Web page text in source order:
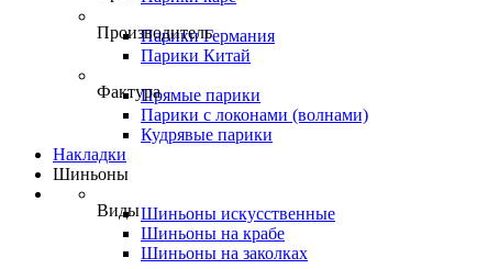
Производитель
Парики Германия
Парики Китай
ФактураПрямые парики
Парики с локонами (волнами)
Кудрявые парики
Накладки
Шиньоны
ВидыШиньоны искусственные
Шиньоны на крабе
Шиньоны на заколках